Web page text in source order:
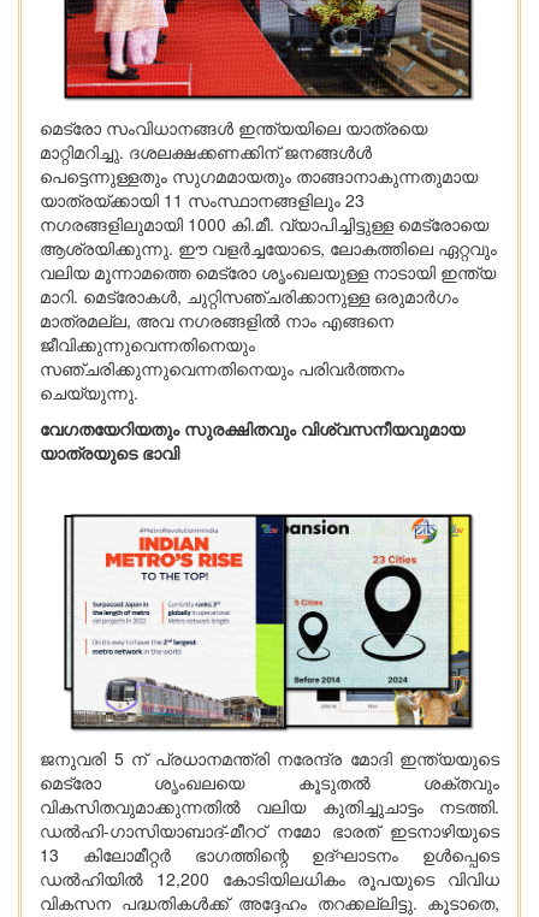
മെട്രോ സംവിധാനങ്ങൾ ഇന്ത്യയിലെ യാത്രയെ
മാറ്റിമറിച്ചു. ദശലക്ഷക്കണക്കിന് ജനങ്ങൾൾ
പെട്ടെന്നുള്ളതും സുഗമമായതും താങ്ങാനാകുന്നതുമായ
യാത്രയ്ക്കായി 11 സംസ്ഥാനങ്ങളിലും 23
നഗരങ്ങളിലുമായി 1000 കി.മീ. വ്യാപിച്ചിട്ടുള്ള മെട്രോയെ
ആശ്രയിക്കുന്നു. ഈ വളർച്ചയോടെ, ലോകത്തിലെ ഏറ്റവും
വലിയ മൂന്നാമത്തെ മെട്രോ ശൃംഖലയുള്ള നാടായി ഇന്ത്യ
മാറി. മെട്രോകൾ, ചുറ്റിസഞ്ചരിക്കാനുള്ള ഒരുമാർഗം
മാത്രമല്ല, അവ നഗരങ്ങളിൽ നാം എങ്ങനെ
ജീവിക്കുന്നുവെന്നതിനെയും
സഞ്ചരിക്കുന്നുവെന്നതിനെയും പരിവർത്തനം
ചെയ്യുന്നു.
വേഗതയേറിയതും സുരക്ഷിതവും വിശ്വസനീയവുമായ
യാത്രയുടെ ഭാവി
ജനുവരി 5 ന് പ്രധാനമന്ത്രി നരേന്ദ്ര മോദി ഇന്ത്യയുടെ
മെട്രോ ശൃംഖലയെ കൂടുതൽ ശക്തവും
വികസിതവുമാക്കുന്നതിൽ വലിയ കുതിച്ചുചാട്ടം നടത്തി.
ഡൽഹി-ഗാസിയാബാദ്-മീറഠ് നമോ ഭാരത് ഇടനാഴിയുടെ
13 കിലോമീറ്റർ ഭാഗത്തിന്റെ ഉദ്ഘാടനം ഉൾപ്പെടെ
ഡൽഹിയിൽ 12,200 കോടിയിലധികം രൂപയുടെ വിവിധ
വികസന പദ്ധതികൾക്ക് അദ്ദേഹം തറക്കല്ലിട്ടു. കൂടാതെ,